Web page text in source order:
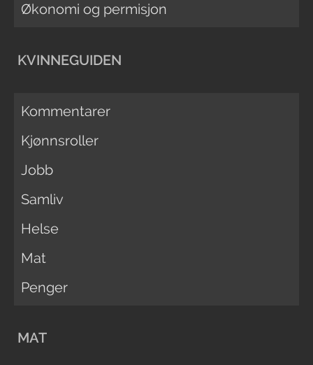
Økonomi og permisjon
KVINNEGUIDEN
Kommentarer
Kjønnsroller
Jobb
Samliv
Helse
Mat
Penger
MAT